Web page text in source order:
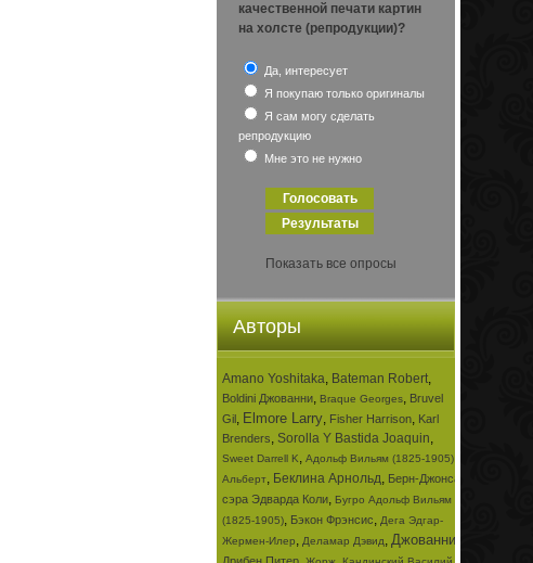
качественной печати картин
на холсте (репродукции)?
Да, интересует
Я покупаю только оригиналы
Я сам могу сделать
репродукцию
Мне это не нужно
Показать все опросы
Авторы
Amano Yoshitaka, Bateman Robert,
Boldini Джованни, Braque Georges, Bruvel
Gil, Elmore Larry, Fisher Harrison, Karl
Brenders, Sorolla Y Bastida Joaquin,
Sweet Darrell K, Адольф Вильям (1825-1905)
Альберт, Беклина Арнольд, Берн-Джонса
сэра Эдварда Коли, Бугро Адольф Вильям
(1825-1905), Бэкон Фрэнсис, Дега Эдгар-
Жермен-Илер, Деламар Дэвид, Джованни